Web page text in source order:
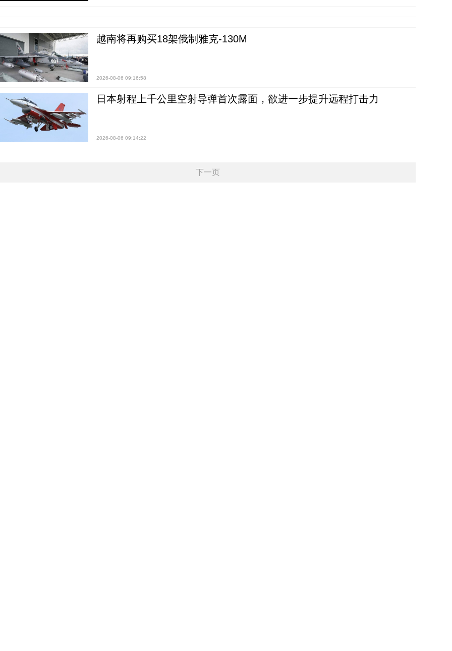
越南将再购买18架俄制雅克-130M
2026-08-06 09:16:58
日本射程上千公里空射导弹首次露面，欲进一步提升远程打击力
2026-08-06 09:14:22
下一页